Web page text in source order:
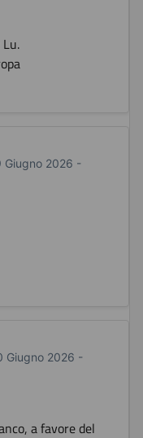
Giugno 2026 -
Giugno 2026 -
a favore del